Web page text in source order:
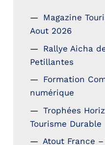
Magazine
Aout 2026
Rallye Aicha
Petillantes
Formation
numérique
Trophées
Tourisme Durable
Atout France